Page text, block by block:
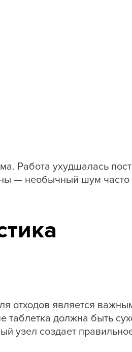
Работа ухудшалась
— необычный шум часто
отходов является
должна быть
узел создает